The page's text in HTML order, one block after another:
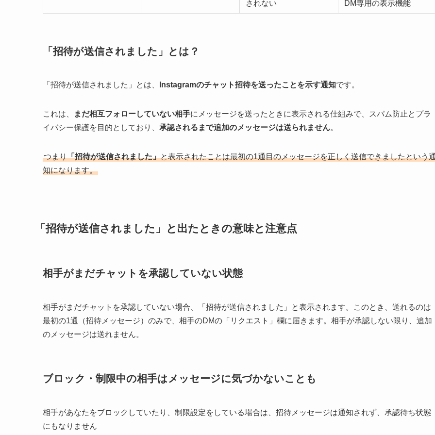
されない DM専用の表示機能
「招待が送信されました」とは？
「招待が送信されました」とは、 Instagramのチャット招待を送ったことを示す通知です。
これは、 まだ相互フォローしていない相手にメッセージを送ったときに表示される仕組みで、スパム防止とプラ
イバシー保護を目的としており、 承認されるまで追加のメッセージは送られません。
つまり「招待が送信されました」と表示されたことは最初の1通目のメッセージを正しく送信できましたという
知になります。
「招待が送信されました」と出たときの意味と注意点
相手がまだチャットを承認していない状態
相手がまだチャットを承認していない場合、「招待が送信されました」と表示されます。このとき、送れるのは
最初の1通（招待メッセージ）のみで、相手のDMの「リクエスト」欄に届きます。相手が承認しない限り、追加
のメッセージは送れません。
ブロック・制限中の相手はメッセージに気づかないことも
相手があなたをブロックしていたり​​、制限設定をしている場合は、招待メッセージは通知されず、承認待ち状態
にもなりません